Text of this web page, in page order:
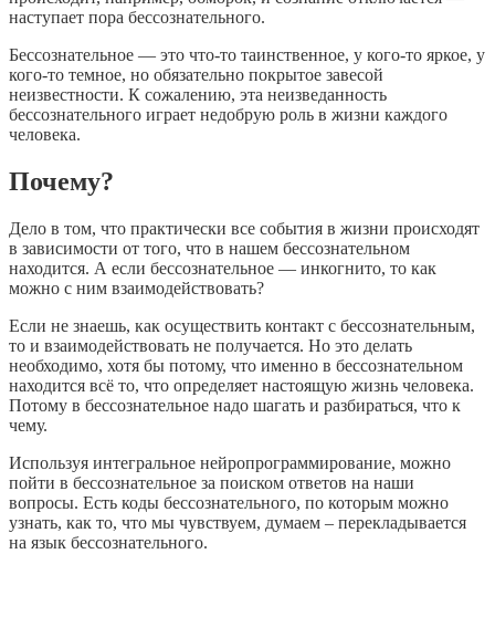
наступает пора бессознательного.
Бессознательное — это что-то таинственное, у кого-то яркое, у
кого-то темное, но обязательно покрытое завесой
неизвестности. К сожалению, эта неизведанность
бессознательного играет недобрую роль в жизни каждого
человека.
Почему?
Дело в том, что практически все события в жизни происходят
в зависимости от того, что в нашем бессознательном
находится. А если бессознательное — инкогнито, то как
можно с ним взаимодействовать?
Если не знаешь, как осуществить контакт с бессознательным,
то и взаимодействовать не получается. Но это делать
необходимо, хотя бы потому, что именно в бессознательном
находится всё то, что определяет настоящую жизнь человека.
Потому в бессознательное надо шагать и разбираться, что к
чему.
Используя интегральное нейропрограммирование, можно
пойти в бессознательное за поиском ответов на наши
вопросы. Есть коды бессознательного, по которым можно
узнать, как то, что мы чувствуем, думаем – перекладывается
на язык бессознательного.